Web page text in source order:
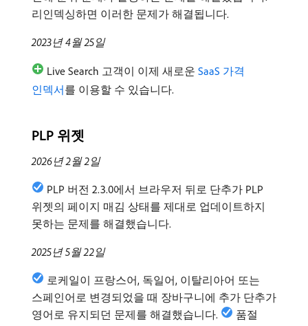
리인덱싱하면 이러한 문제가 해결됩니다.
2023년 4월 25일
Live Search 고객이 이제 새로운 SaaS 가격
인덱서를 이용할 수 있습니다.
PLP 위젯
2026년 2월 2일
PLP 버전 2.3.0에서 브라우저 뒤로 단추가 PLP
위젯의 페이지 매김 상태를 제대로 업데이트하지
못하는 문제를 해결했습니다.
2025년 5월 22일
로케일이 프랑스어, 독일어, 이탈리아어 또는
스페인어로 변경되었을 때 장바구니에 추가 단추가
영어로 유지되던 문제를 해결했습니다.
품절